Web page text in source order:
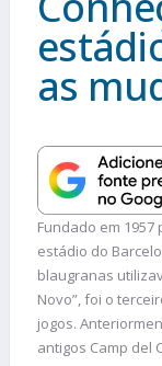
as
Fundado em
estádio do
blaugranas
Novo”, foi o
jogos.
antigos Camp del